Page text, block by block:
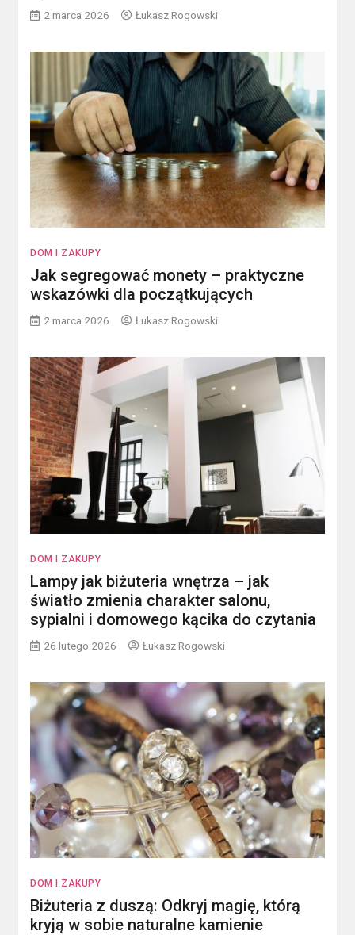
2 marca 2026 Łukasz Rogowski
DOM I ZAKUPY
Jak segregować monety – praktyczne
wskazówki dla początkujących
2 marca 2026 Łukasz Rogowski
DOM I ZAKUPY
Lampy jak biżuteria wnętrza – jak
światło zmienia charakter salonu,
sypialni i domowego kącika do czytania
26 lutego 2026 Łukasz Rogowski
DOM I ZAKUPY
Biżuteria z duszą: Odkryj magię, którą
kryją w sobie naturalne kamienie